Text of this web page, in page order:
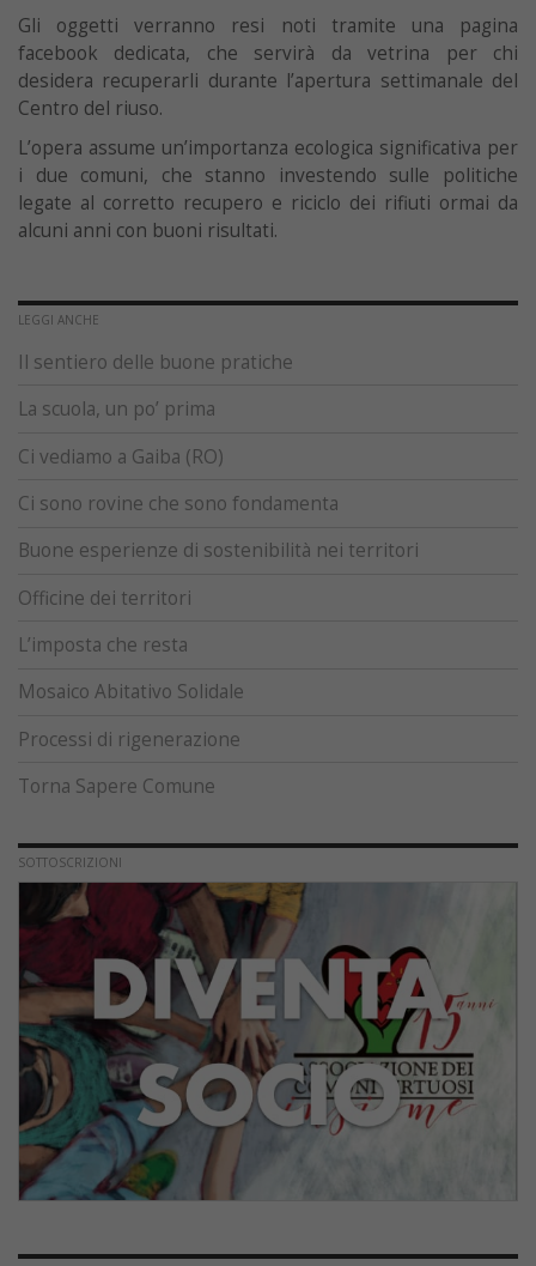
Gli oggetti verranno resi noti tramite una pagina
facebook dedicata, che servirà da vetrina per chi
desidera recuperarli durante l’apertura settimanale del
Centro del riuso.
L’opera assume un’importanza ecologica significativa per
i due comuni, che stanno investendo sulle politiche
legate al corretto recupero e riciclo dei rifiuti ormai da
alcuni anni con buoni risultati.
LEGGI ANCHE
Il sentiero delle buone pratiche
La scuola, un po’ prima
Ci vediamo a Gaiba (RO)
Ci sono rovine che sono fondamenta
Buone esperienze di sostenibilità nei territori
Officine dei territori
L’imposta che resta
Mosaico Abitativo Solidale
Processi di rigenerazione
Torna Sapere Comune
SOTTOSCRIZIONI